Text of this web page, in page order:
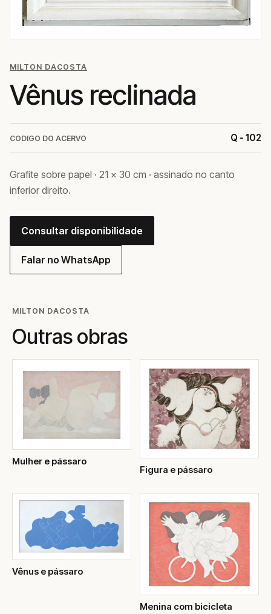
MILTON DACOSTA
Vênus reclinada
CODIGO DO ACERVO Q - 102
Grafite sobre papel · 21 × 30 cm · assinado no canto
inferior direito.
Consultar disponibilidade
Falar no WhatsApp
MILTON DACOSTA
Outras obras
Mulher e pássaro
Figura e pássaro
Vênus e pássaro
Menina com bicicleta